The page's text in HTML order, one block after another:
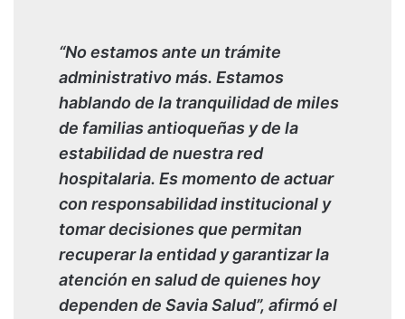
“No estamos ante un trámite
administrativo más. Estamos
hablando de la tranquilidad de miles
de familias antioqueñas y de la
estabilidad de nuestra red
hospitalaria. Es momento de actuar
con responsabilidad institucional y
tomar decisiones que permitan
recuperar la entidad y garantizar la
atención en salud de quienes hoy
dependen de Savia Salud”, afirmó el